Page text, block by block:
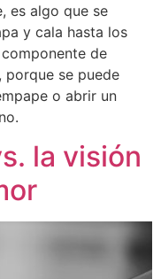
es algo que se
y cala hasta los
de
se puede
o abrir un
la visión